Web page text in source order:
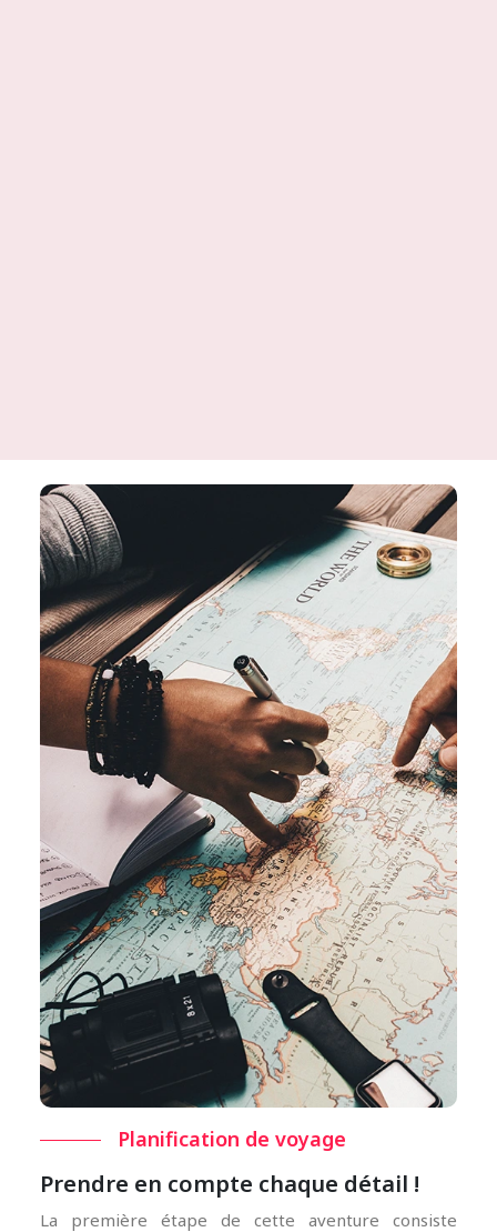
Planification de voyage
Prendre en compte chaque détail !
La première étape de cette aventure consiste